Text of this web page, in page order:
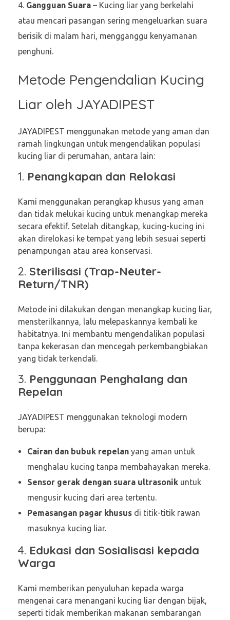
Gangguan Suara – Kucing liar yang berkelahi
atau mencari pasangan sering mengeluarkan suara
berisik di malam hari, mengganggu kenyamanan
penghuni.
Metode Pengendalian Kucing
Liar oleh JAYADIPEST
JAYADIPEST menggunakan metode yang aman dan
ramah lingkungan untuk mengendalikan populasi
kucing liar di perumahan, antara lain:
1. Penangkapan dan Relokasi
Kami menggunakan perangkap khusus yang aman
dan tidak melukai kucing untuk menangkap mereka
secara efektif. Setelah ditangkap, kucing-kucing ini
akan direlokasi ke tempat yang lebih sesuai seperti
penampungan atau area konservasi.
2. Sterilisasi (Trap-Neuter-
Return/TNR)
Metode ini dilakukan dengan menangkap kucing liar,
mensterilkannya, lalu melepaskannya kembali ke
habitatnya. Ini membantu mengendalikan populasi
tanpa kekerasan dan mencegah perkembangbiakan
yang tidak terkendali.
3. Penggunaan Penghalang dan
Repelan
JAYADIPEST menggunakan teknologi modern
berupa:
Cairan dan bubuk repelanyang aman untuk
menghalau kucing tanpa membahayakan mereka.
Sensor gerak dengan suara ultrasonikuntuk
mengusir kucing dari area tertentu.
Pemasangan pagar khususdi titik-titik rawan
masuknya kucing liar.
4. Edukasi dan Sosialisasi kepada
Warga
Kami memberikan penyuluhan kepada warga
mengenai cara menangani kucing liar dengan bijak,
seperti tidak memberikan makanan sembarangan